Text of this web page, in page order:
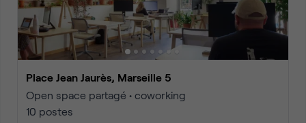
Place Jean Jaurès, Marseille 5
Open space partagé • coworking
10 postes